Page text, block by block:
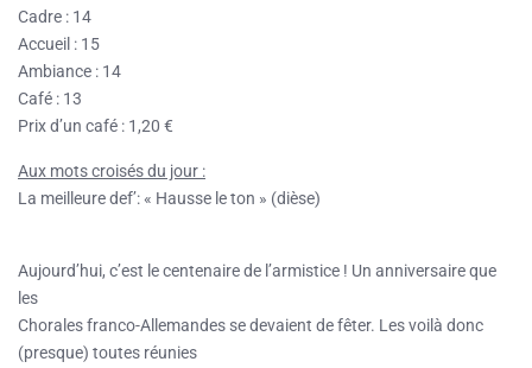
Cadre : 14
Accueil : 15
Ambiance : 14
Café : 13
Prix d’un café : 1,20 €
Aux mots croisés du jour :
La meilleure def’: « Hausse le ton » (dièse)
Aujourd’hui, c’est le centenaire de l’armistice ! Un anniversaire que
les
Chorales franco-Allemandes se devaient de fêter. Les voilà donc
(presque) toutes réunies